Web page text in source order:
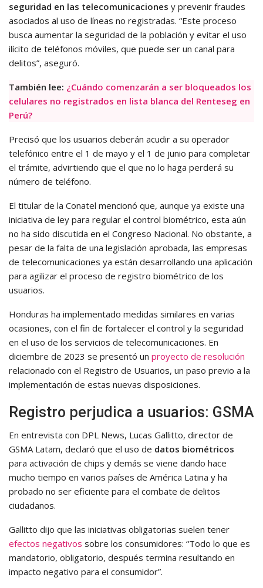
seguridad en las telecomunicaciones y prevenir fraudes
asociados al uso de líneas no registradas. “Este proceso
busca aumentar la seguridad de la población y evitar el uso
ilícito de teléfonos móviles, que puede ser un canal para
delitos”, aseguró.
También lee: ¿Cuándo comenzarán a ser bloqueados los
celulares no registrados en lista blanca del Renteseg en
Perú?
Precisó que los usuarios deberán acudir a su operador
telefónico entre el 1 de mayo y el 1 de junio para completar
el trámite, advirtiendo que el que no lo haga perderá su
número de teléfono.
El titular de la Conatel mencionó que, aunque ya existe una
iniciativa de ley para regular el control biométrico, esta aún
no ha sido discutida en el Congreso Nacional. No obstante, a
pesar de la falta de una legislación aprobada, las empresas
de telecomunicaciones ya están desarrollando una aplicación
para agilizar el proceso de registro biométrico de los
usuarios.
Honduras ha implementado medidas similares en varias
ocasiones, con el fin de fortalecer el control y la seguridad
en el uso de los servicios de telecomunicaciones. En
diciembre de 2023 se presentó un proyecto de resolución
relacionado con el Registro de Usuarios, un paso previo a la
implementación de estas nuevas disposiciones.
Registro perjudica a usuarios: GSMA
En entrevista con DPL News, Lucas Gallitto, director de
GSMA Latam, declaró que el uso de datos biométricos
para activación de chips y demás se viene dando hace
mucho tiempo en varios países de América Latina y ha
probado no ser eficiente para el combate de delitos
ciudadanos.
Gallitto dijo que las iniciativas obligatorias suelen tener
efectos negativos sobre los consumidores: “Todo lo que es
mandatorio, obligatorio, después termina resultando en
impacto negativo para el consumidor”.